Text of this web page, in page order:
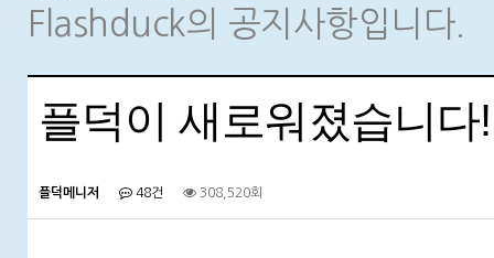
Flashduck의 공지사항입니다.
플덕이 새로워졌습니다!
플덕메니저 48건 308,520회